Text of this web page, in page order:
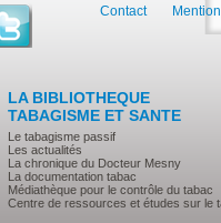
LA BIBLIOTHEQUE
TABAGISME ET SANTE
Le tabagisme passif
Les actualités
La chronique du Docteur Mesny
La documentation tabac
Médiathèque pour le contrôle du tabac
Centre de ressources et études sur le
Contact